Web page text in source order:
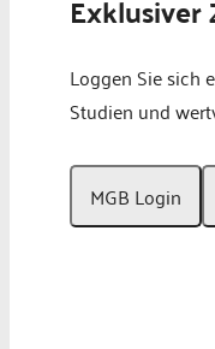
Loggen Sie sich
Studien und
MGB Login